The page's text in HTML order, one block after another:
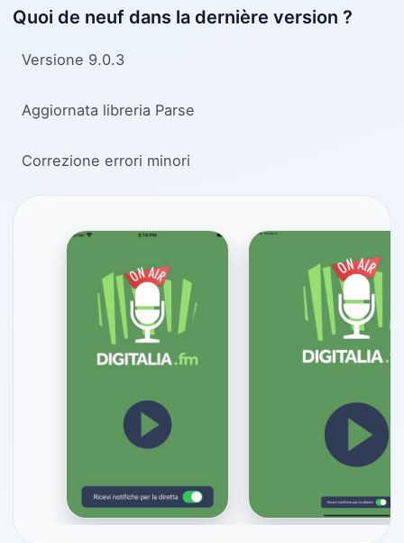
Quoi de neuf dans la dernière version ?
Versione 9.0.3
Aggiornata libreria Parse
Correzione errori minori